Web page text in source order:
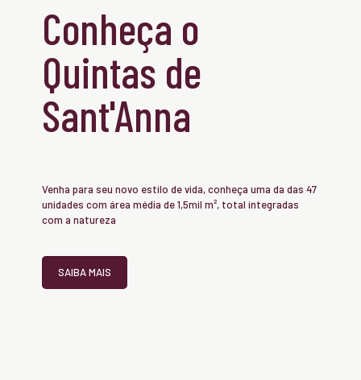
Conheça o
Quintas de
Sant'Anna
Venha para seu novo estilo de vida, conheça uma da das 47
unidades com área média de 1,5mil m², total integradas
com a natureza
SAIBA MAIS